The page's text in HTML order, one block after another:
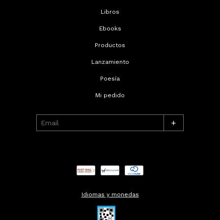
Libros
Ebooks
Productos
Lanzamiento
Poesía
Mi pedido
+
Idiomas y monedas